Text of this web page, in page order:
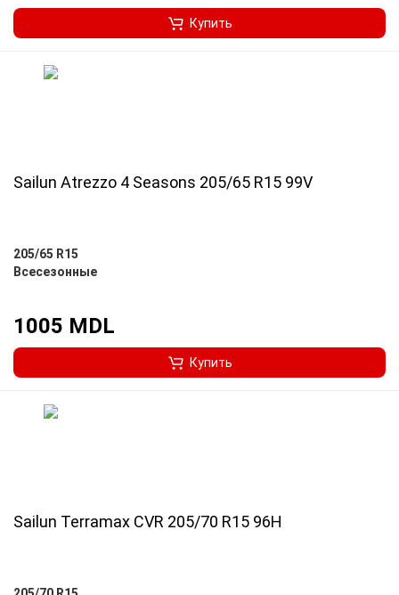
Купить
Sailun Atrezzo 4 Seasons 205/65 R15 99V
205/65 R15
Всесезонные
1005 MDL
Купить
Sailun Terramax CVR 205/70 R15 96H